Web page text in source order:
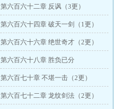
第六百六十二章 反讽（3更）
第六百六十四章 破天一剑（1更）
第六百六十六章 绝世奇才（2更）
第六百六十八章 胜负已分
第六百七十章 不堪一击（2更）
第六百七十二章 龙纹剑法（2更）